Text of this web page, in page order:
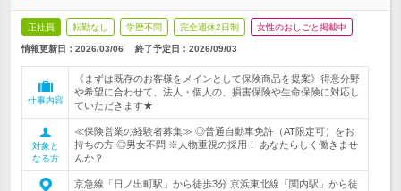
正社員 転勤なし 学歴不問 完全週休2日制 女性のおしごと掲載中
情報更新日：2026/03/06 終了予定日： 2026/09/03
仕事内容
《まずは既存のお客様をメインとして保険商品を提案》得意分野
や希望に合わせて、法人・個人の、損害保険や生命保険に対応し
ていただきます★
対象と
なる方
≪保険営業の経験者募集≫ ◎普通自動車免許（AT限定可）をお
持ちの方 ◎男女不問 ※人物重視の採用！ あなたらしく働きませ
んか？
京急線「日ノ出町駅」から徒歩3分 京浜東北線「関内駅」から徒